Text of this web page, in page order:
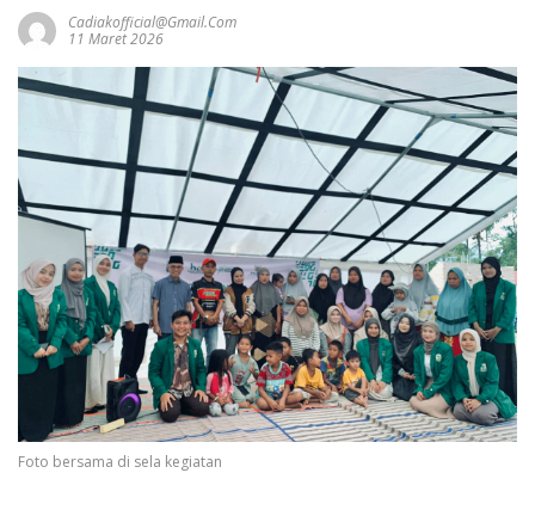
Cadiakofficial@gmail.com
11 Maret 2026
Foto bersama di sela kegiatan